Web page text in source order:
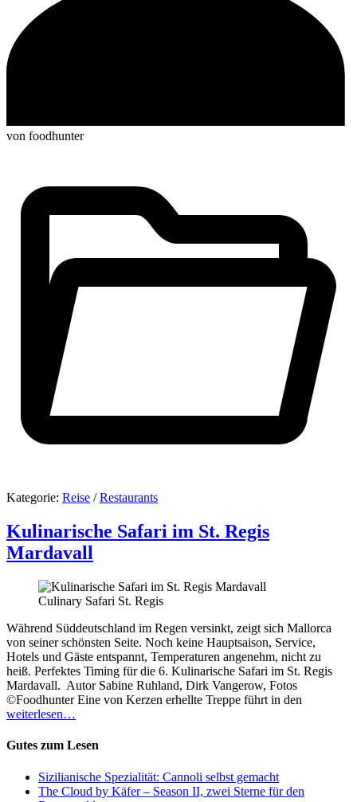
von foodhunter
Kategorie: Reise /Restaurants
Kulinarische Safari im St. Regis
Mardavall
Culinary Safari St. Regis
Während Süddeutschland im Regen versinkt, zeigt sich Mallorca
von seiner schönsten Seite. Noch keine Hauptsaison, Service,
Hotels und Gäste entspannt, Temperaturen angenehm, nicht zu
heiß. Perfektes Timing für die 6. Kulinarische Safari im St. Regis
Mardavall. Autor Sabine Ruhland, Dirk Vangerow, Fotos
©Foodhunter Eine von Kerzen erhellte Treppe führt in den
weiterlesen…
Gutes zum Lesen
Sizilianische Spezialität: Cannoli selbst gemacht
The Cloud by Käfer – Season II, zwei Sterne für den